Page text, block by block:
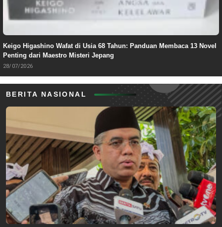
Keigo Higashino Wafat di Usia 68 Tahun: Panduan Membaca 13 Novel
Penting dari Maestro Misteri Jepang
28/07/2026
BERITA NASIONAL